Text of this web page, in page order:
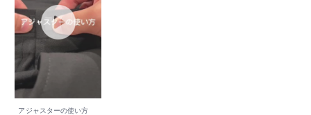
アジャスターの使い方